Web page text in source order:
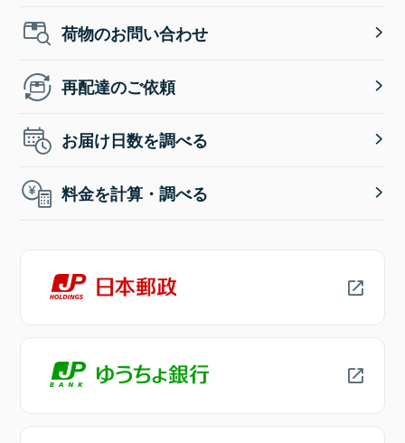
荷物のお問い合わせ
再配達のご依頼
お届け日数を調べる
料金を計算・調べる